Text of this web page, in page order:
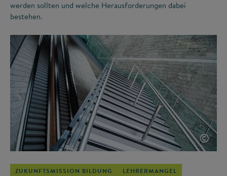
werden sollten und welche Herausforderungen dabei
bestehen.
©
ZUKUNFTSMISSION BILDUNG LEHRERMANGEL